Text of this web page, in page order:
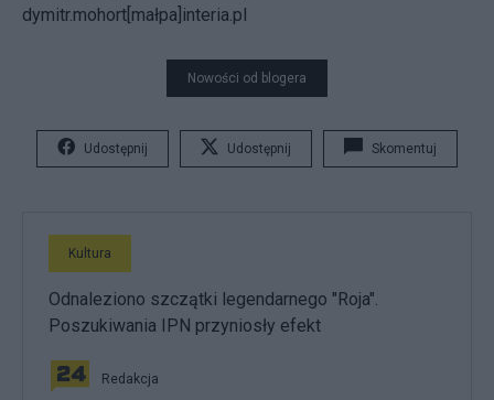
dymitr.mohort[małpa]interia.pl
Nowości od blogera
Udostępnij Udostępnij Skomentuj
Kultura
Odnaleziono szczątki legendarnego "Roja".
Poszukiwania IPN przyniosły efekt
Redakcja